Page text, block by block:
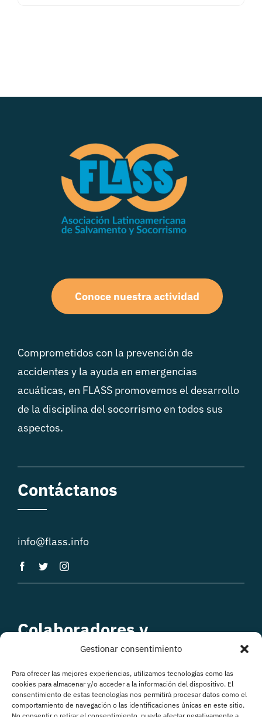
Gestionar consentimiento
Para ofrecer las mejores experiencias, utilizamos tecnologías como las
cookies para almacenar y/o acceder a la información del dispositivo. El
consentimiento de estas tecnologías nos permitirá procesar datos como el
comportamiento de navegación o las identificaciones únicas en este sitio.
Conoce nuestra actividad
Comprometidos con la prevención de
accidentes y la ayuda en emergencias
acuáticas, en FLASS promovemos el desarrollo
de la disciplina del socorrismo en todos sus
aspectos.
Contáctanos
info@flass.info
Colaboradores y
patrocinadores